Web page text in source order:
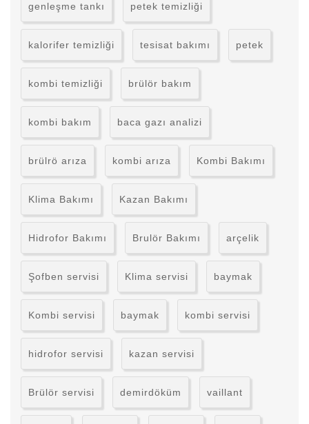
genleşme tankı petek temizliği
kalorifer temizliği tesisat bakımı petek
kombi temizliği brülör bakım
kombi bakım baca gazı analizi
brülrö arıza kombi arıza Kombi Bakımı
Klima Bakımı Kazan Bakımı
Hidrofor Bakımı Brulör Bakımı arçelik
Şofben servisi Klima servisi baymak
Kombi servisi baymak kombi servisi
hidrofor servisi kazan servisi
Brülör servisi demirdöküm vaillant